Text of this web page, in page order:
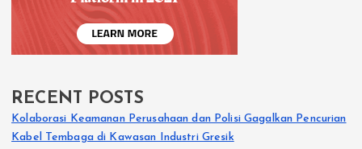
RECENT POSTS
Kolaborasi Keamanan Perusahaan dan Polisi Gagalkan Pencurian
Kabel Tembaga di Kawasan Industri Gresik